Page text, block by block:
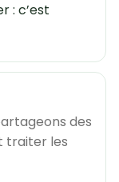
: c’est
dans
des
traiter les